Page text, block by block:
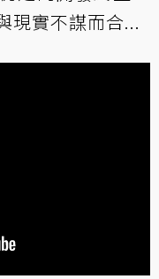
現實不謀而合...